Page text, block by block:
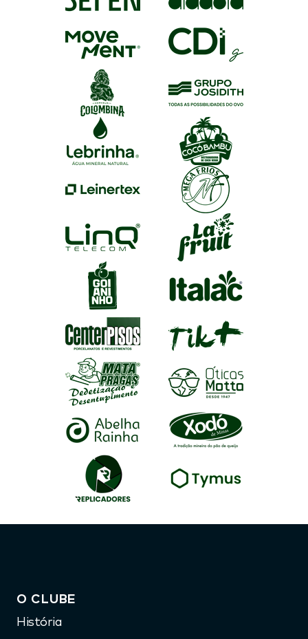
O CLUBE
História